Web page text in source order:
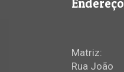
Endereço
Matriz:
Rua João